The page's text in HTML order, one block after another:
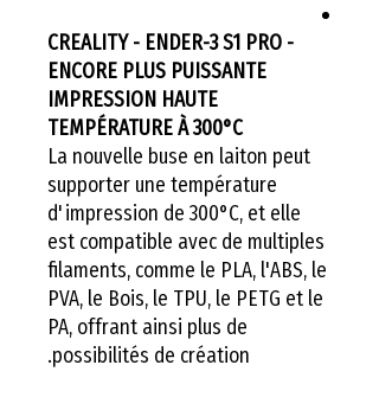
CREALITY - ENDER-3 S1 PRO -
ENCORE PLUS PUISSANTE
IMPRESSION HAUTE
TEMPÉRATURE À 300°C
La nouvelle buse en laiton peut
supporter une température
d'impression de 300°C, et elle
est compatible avec de multiples
filaments, comme le PLA, l'ABS, le
PVA, le Bois, le TPU, le PETG et le
PA, offrant ainsi plus de
possibilités de création.